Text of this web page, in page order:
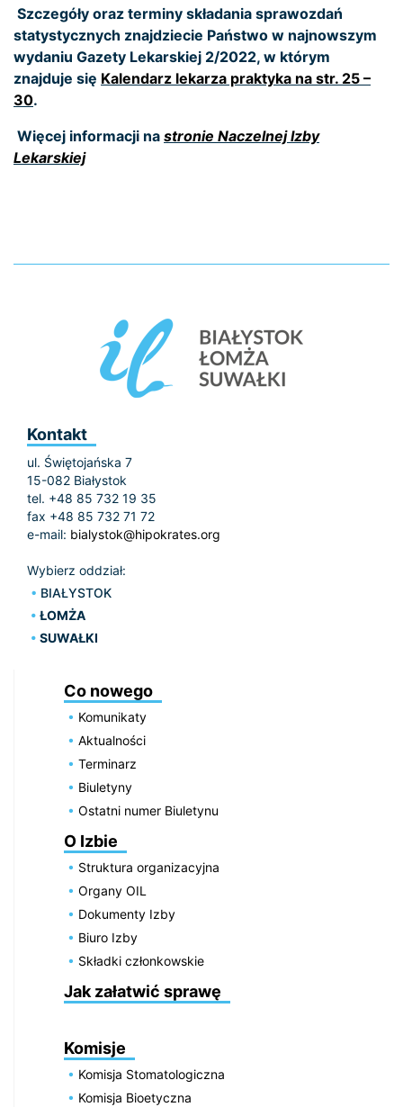
Szczegóły oraz terminy składania sprawozdań
statystycznych znajdziecie Państwo w najnowszym
wydaniu Gazety Lekarskiej 2/2022, w którym
znajduje się Kalendarz lekarza praktyka na str. 25 –
30.
Więcej informacji na stronie Naczelnej Izby
Lekarskiej
Kontakt
ul. Świętojańska 7
15-082 Białystok
tel. +48 85 732 19 35
fax +48 85 732 71 72
e-mail: bialystok@hipokrates.org
Wybierz oddział:
BIAŁYSTOK
ŁOMŻA
SUWAŁKI
Co nowego
Komunikaty
Aktualności
Terminarz
Biuletyny
Ostatni numer Biuletynu
O Izbie
Struktura organizacyjna
Organy OIL
Dokumenty Izby
Biuro Izby
Składki członkowskie
Jak załatwić sprawę
Komisje
Komisja Stomatologiczna
Komisja Bioetyczna